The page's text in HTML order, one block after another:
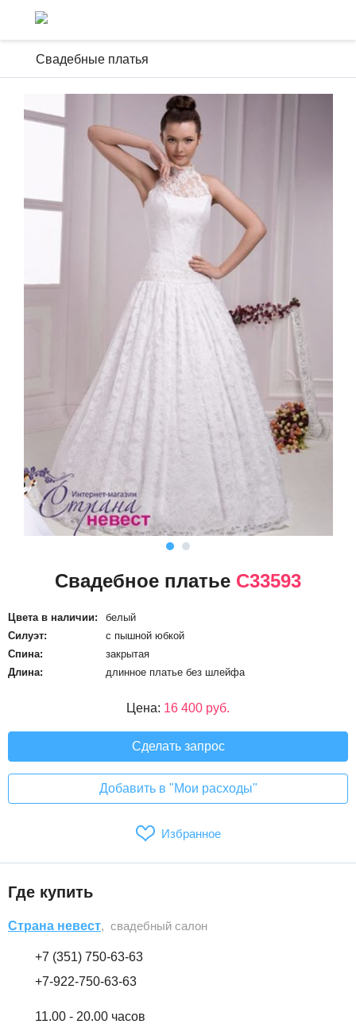
Свадебные платья
Свадебное платье С33593
Цвета в наличии:
белый
Силуэт:
с пышной юбкой
Спина:
закрытая
Длина:
длинное платье без шлейфа
Цена: 16 400 руб.
Сделать запрос
Добавить в "Мои расходы"
Избранное
Где купить
Страна невест, свадебный салон
+7 (351) 750-63-63
+7-922-750-63-63
11.00 - 20.00 часов